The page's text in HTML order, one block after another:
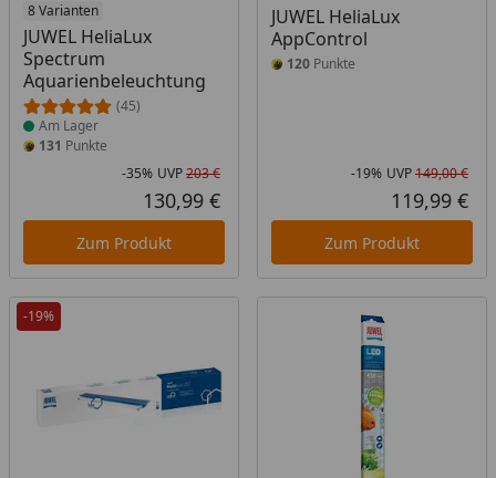
8 Varianten
JUWEL HeliaLux
Spectrum
Aquarienbeleuchtung
(45)
Produkt am Lager
Am Lager
131 Punkte
Rabatt in Prozent
-35%
Ursprünglicher Preis
UVP203 €
Aktueller Preis
130,99 €
Zum Produkt
JUWEL HeliaLux
AppControl
120Punkte
-19% UVP149,00 €
119,99 €
Zum Produkt
-19%